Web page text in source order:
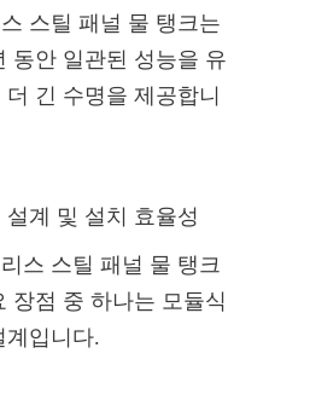
스틸 패널 물 탱크는
동안 일관된 성능을 유
더 긴 수명을 제공합니
설계 및 설치 효율성
스 스틸 패널 물 탱크
장점 중 하나는 모듈식
계입니다.